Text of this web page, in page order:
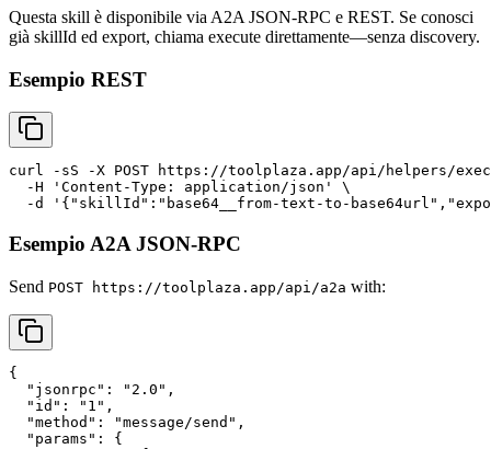
Questa skill è disponibile via A2A JSON-RPC e REST. Se conosci
già skillId ed export, chiama execute direttamente—senza discovery.
Esempio REST
curl -sS -X POST https://toolplaza.app/api/helpers/
  -H 'Content-Type: application/json' \
Esempio A2A JSON-RPC
Send POST https://toolplaza.app/api/a2a with:
{
  "jsonrpc": "2.0",
  "id": "1",
  "method": "message/send",
  "params": {